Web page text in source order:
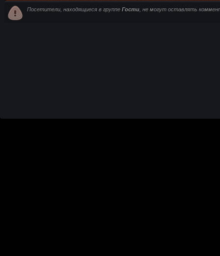
Посетители, находящиеся в группе Гости , не могут оставлять